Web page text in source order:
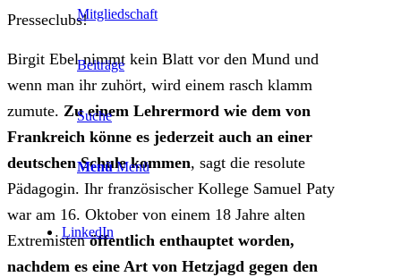
Mitgliedschaft
Beiträge
Suche
Menü Menü
LinkedIn
Presseclubs!
Birgit Ebel nimmt kein Blatt vor den Mund und
wenn man ihr zuhört, wird einem rasch klamm
zumute. Zu einem Lehrermord wie dem von
Frankreich könne es jederzeit auch an einer
deutschen Schule kommen, sagt die resolute
Pädagogin. Ihr französischer Kollege Samuel Paty
war am 16. Oktober von einem 18 Jahre alten
Extremistenöffentlich enthauptet worden,
nachdem es eine Art von Hetzjagd gegen den